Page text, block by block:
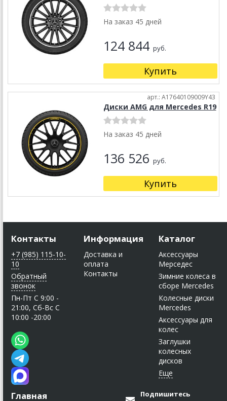
На заказ 45 дней
124 844 руб.
Купить
арт.: A17640109009Y43
Диски AMG для Mercedes R19
На заказ 45 дней
136 526 руб.
Купить
Контакты
+7 (985) 115-10-
10
Обратный
звонок
Пн-Пт C 9:00 -
21:00, Сб-Вс С
10:00 -20:00
Информация
Доставка и
оплата
Контакты
Каталог
Аксессуары
Мерседес
Зимние колеса в
сборе Mercedes
Колесные диски
Mercedes
Аксессуары для
колес
Заглушки
колесных
дисков
Главная
Подпишитесь